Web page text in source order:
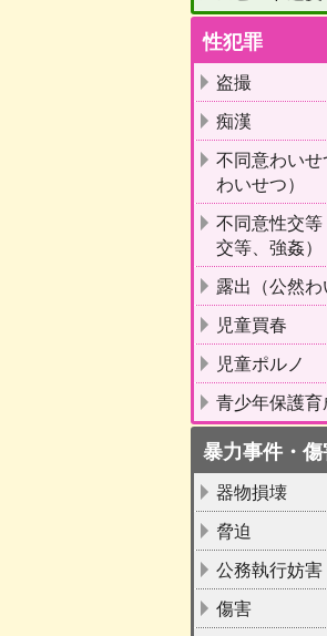
性犯罪
盗撮
痴漢
不同意わいせ
わいせつ）
不同意性交
交等、強姦）
露出（公然わ
児童買春
児童ポルノ
青少年保護育
暴力事件・
器物損壊
脅迫
公務執行妨
傷害